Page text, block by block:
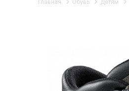
Главная Обувь Детям